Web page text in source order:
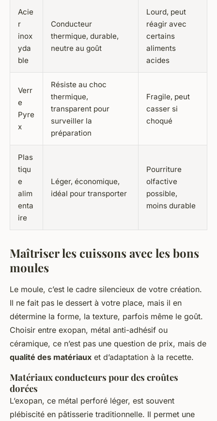
Acie
r
inox
yda
ble
Conducteur
thermique, durable,
neutre au goût
Lourd, peut
réagir avec
certains
aliments
acides
Verr
e
Pyre
x
Résiste au choc
thermique,
transparent pour
surveiller la
préparation
Fragile, peut
casser si
choqué
Plas
tiqu
e
alim
enta
ire
Léger, économique,
idéal pour transporter
Pourriture
olfactive
possible,
moins durable
Maîtriser les cuissons avec les bons
moules
Le moule, c’est le cadre silencieux de votre création.
Il ne fait pas le dessert à votre place, mais il en
détermine la forme, la texture, parfois même le goût.
Choisir entre exopan, métal anti-adhésif ou
céramique, ce n’est pas une question de prix, mais de
qualité des matériaux et d’adaptation à la recette.
Matériaux conducteurs pour des croûtes
dorées
L’exopan, ce métal perforé léger, est souvent
plébiscité en pâtisserie traditionnelle. Il permet une